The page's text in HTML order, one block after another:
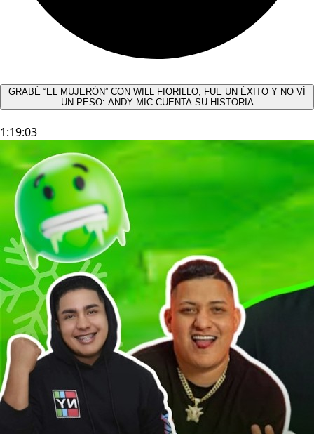
GRABÉ “EL MUJERÓN” CON WILL FIORILLO, FUE UN ÉXITO Y NO VÍ
UN PESO: ANDY MIC CUENTA SU HISTORIA
1:19:03